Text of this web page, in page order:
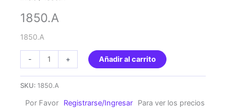
1850.A
1850.A
-
cantidad
+ Añadir al carrito
SKU: 1850.A
Por Favor Registrarse/Ingresar
Para ver los precios